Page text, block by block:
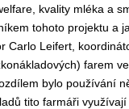
kvality mléka a
tohoto projektu a
Carlo Leifert,
farem
bylo používání
tito farmáři